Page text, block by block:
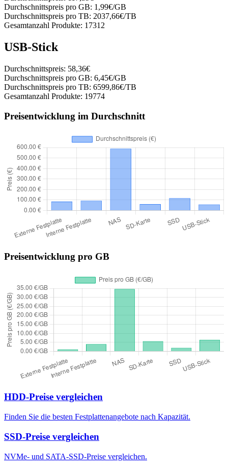
Durchschnittspreis pro GB: 1,99€/GB
Durchschnittspreis pro TB: 2037,66€/TB
Gesamtanzahl Produkte: 17312
USB-Stick
Durchschnittspreis: 58,36€
Durchschnittspreis pro GB: 6,45€/GB
Durchschnittspreis pro TB: 6599,86€/TB
Gesamtanzahl Produkte: 19774
Preisentwicklung im Durchschnitt
Preisentwicklung pro GB
HDD-Preise vergleichen
Finden Sie die besten Festplattenangebote nach Kapazität.
SSD-Preise vergleichen
NVMe- und SATA-SSD-Preise vergleichen.